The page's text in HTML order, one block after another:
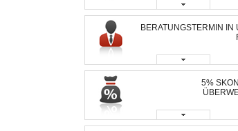
BERATUNGSTERMIN IN
5%